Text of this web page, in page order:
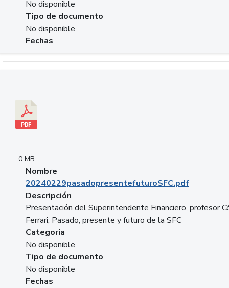
No disponible
Tipo de documento
No disponible
Fechas
0 MB
Nombre
20240229pasadopresentefuturoSFC.pdf
Descripción
Presentación del Superintendente Financiero, profesor
Ferrari, Pasado, presente y futuro de la SFC
Categoria
No disponible
Tipo de documento
No disponible
Fechas